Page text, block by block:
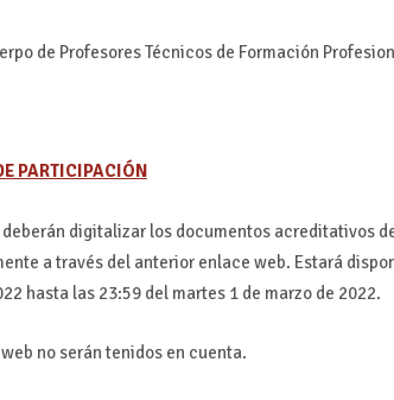
de Profesores Técnicos de Formación
PARTICIPACIÓN
digitalizar los documentos acreditativos
a través del anterior enlace web. Estará
hasta las 23:59 del martes 1 de marzo de 2022.
no serán tenidos en cuenta.